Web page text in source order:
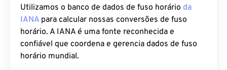
Utilizamos o banco de dados de fuso horário da
IANA para calcular nossas conversões de fuso
horário. A IANA é uma fonte reconhecida e
confiável que coordena e gerencia dados de fuso
horário mundial.